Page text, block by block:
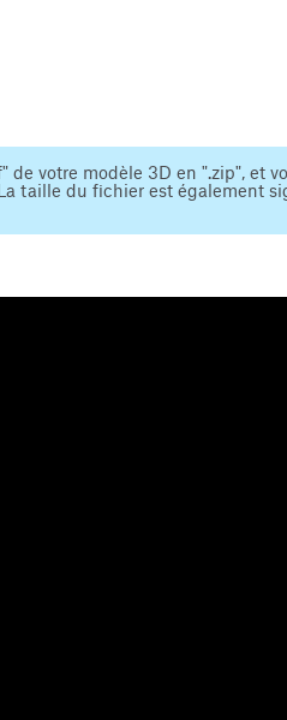
de votre modèle 3D en ".zip", et
taille du fichier est également